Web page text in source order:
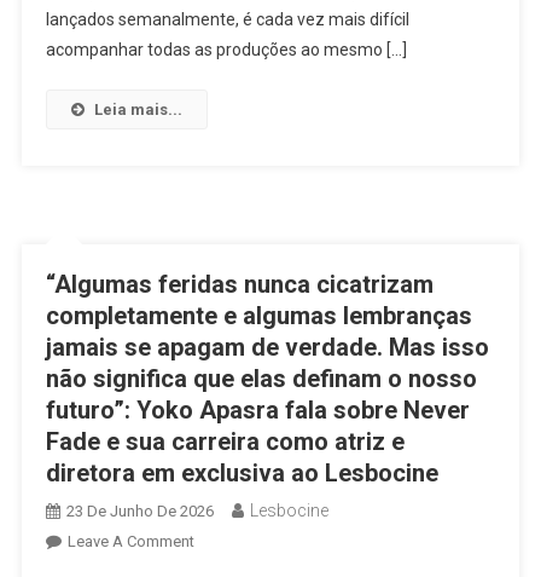
É
lançados semanalmente, é cada vez mais difícil
acompanhar todas as produções ao mesmo […]
Leia mais...
“Algumas feridas nunca cicatrizam
completamente e algumas lembranças
jamais se apagam de verdade. Mas isso
não significa que elas definam o nosso
futuro”: Yoko Apasra fala sobre Never
Fade e sua carreira como atriz e
diretora em exclusiva ao Lesbocine
23 De Junho De 2026 Lesbocine
Leave A CommentOn